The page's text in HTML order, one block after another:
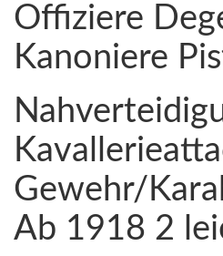
Offiziere
Kanoniere
Gewehr/
Ab 1918 2